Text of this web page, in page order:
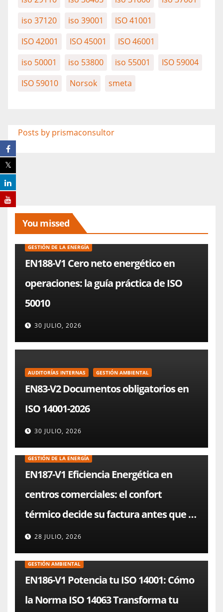
iso 37120
iso 39001
ISO 41001
ISO 42001
ISO 45001
ISO 46001
iso 50001
iso 53800 iso 55001
ISO 59004
ISO 59010
Norsok smeta
Posts by prismaconsultor
You missed
GESTIÓN DE LA ENERGÍA
EN188-V1 Cero neto energético en
operaciones: la guía práctica de ISO
50010
30 JULIO, 2026
AUDITORÍAS INTERNAS GESTIÓN AMBIENTAL
EN83-V2 Documentos obligatorios en
ISO 14001-2026
30 JULIO, 2026
GESTIÓN DE LA ENERGÍA
EN187-V1 Eficiencia Energética en
centros comerciales: el confort
térmico decide su factura antes que el
chiller
28 JULIO, 2026
GESTIÓN AMBIENTAL
EN186-V1 Potencia tu ISO 14001: Cómo
la Norma ISO 14063 Transforma tu